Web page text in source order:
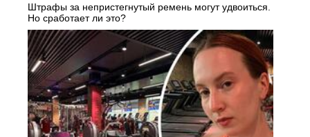
Штрафы за непристегнутый ремень могут удвоиться.
Но сработает ли это?